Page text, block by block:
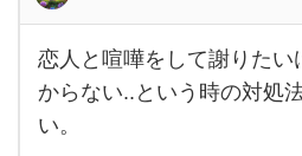
恋人
と喧
恋人と喧嘩をして謝りたい
からない..という時の対処
い。